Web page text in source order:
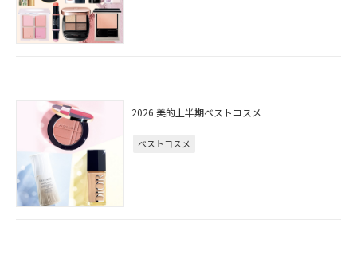
2026 美的上半期ベストコスメ
ベストコスメ